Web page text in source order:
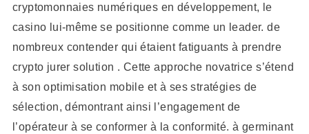
cryptomonnaies numériques en développement, le
casino lui-même se positionne comme un leader. de
nombreux contender qui étaient fatiguants à prendre
crypto jurer solution . Cette approche novatrice s’étend
à son optimisation mobile et à ses stratégies de
sélection, démontrant ainsi l’engagement de
l’opérateur à se conformer à la conformité. à germinant